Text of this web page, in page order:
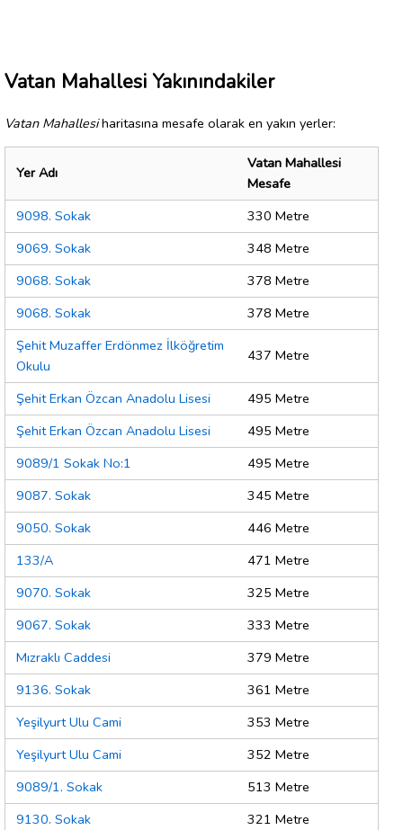
Vatan Mahallesi Yakınındakiler
Vatan Mahallesiharitasına mesafe olarak en yakın yerler:
Yer Adı
Vatan Mahallesi
Mesafe
9098. Sokak
330 Metre
9069. Sokak
348 Metre
9068. Sokak
378 Metre
9068. Sokak
378 Metre
Şehit Muzaffer Erdönmez İlköğretim
Okulu
437 Metre
Şehit Erkan Özcan Anadolu Lisesi
495 Metre
Şehit Erkan Özcan Anadolu Lisesi
495 Metre
9089/1 Sokak No:1
495 Metre
9087. Sokak
345 Metre
9050. Sokak
446 Metre
133/A
471 Metre
9070. Sokak
325 Metre
9067. Sokak
333 Metre
Mızraklı Caddesi
379 Metre
9136. Sokak
361 Metre
Yeşilyurt Ulu Cami
353 Metre
Yeşilyurt Ulu Cami
352 Metre
9089/1. Sokak
513 Metre
9130. Sokak
321 Metre